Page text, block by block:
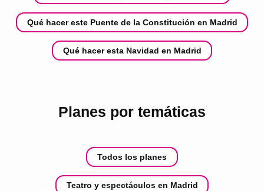
Qué hacer este Puente de la Constitución en Madrid
Qué hacer esta Navidad en Madrid
Planes por temáticas
Todos los planes
Teatro y espectáculos en Madrid